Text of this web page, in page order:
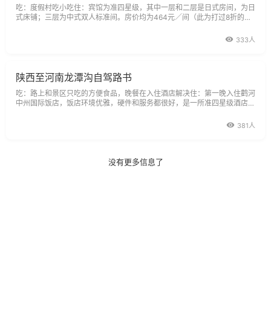
吃：度假村吃小吃住：宾馆为准四星级，其中一层和二层是日式房间，为日
式床铺；三层为中式双人标准间。房价均为464元／间（此为打过8折的价
故：茗汤温泉属于苏打型地热温泉，水质清澈无味，富含有硅、锂、锶、
333人
陕西至河南龙潭沟自驾路书
吃：路上和景区只吃的方便食品，晚餐在入住酒店解决住：第一晚入住鹳河
中州国际饭店，饭店环境优雅，硬件和服务都很好，是一所准四星级酒店，
沟门票45元/人典故：龙潭沟是国家AAA级景区。主要特点：是秦岭——大
381人
没有更多信息了